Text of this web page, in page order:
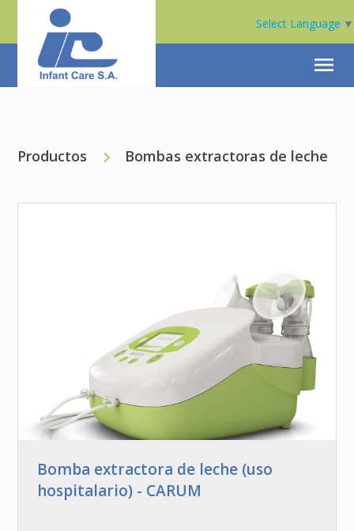
Select Language ▼
menu
Productos Bombas extractoras de leche
Bomba extractora de leche (uso
hospitalario) - CARUM